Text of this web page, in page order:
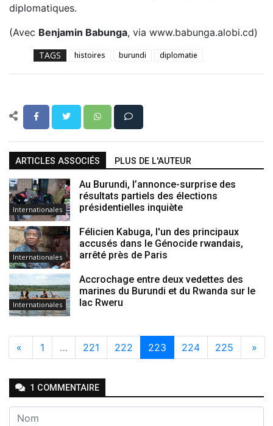
diplomatiques.
(Avec Benjamin Babunga, via www.babunga.alobi.cd)
TAGS histoires burundi diplomatie
ARTICLES ASSOCIÉS PLUS DE L'AUTEUR
Internationales
Au Burundi, l’annonce-surprise des
résultats partiels des élections
présidentielles inquiète
Internationales
Félicien Kabuga, l'un des principaux
accusés dans le Génocide rwandais,
arrêté près de Paris
Internationales
Accrochage entre deux vedettes des
marines du Burundi et du Rwanda sur le
lac Rweru
« 1 … 221 222 223 224 225 »
1 COMMENTAIRE